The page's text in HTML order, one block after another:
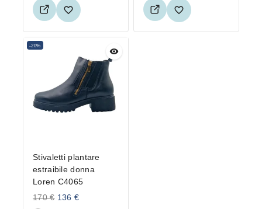
-20%
Stivaletti plantare
estraibile donna
Loren C4065
170€ 136€